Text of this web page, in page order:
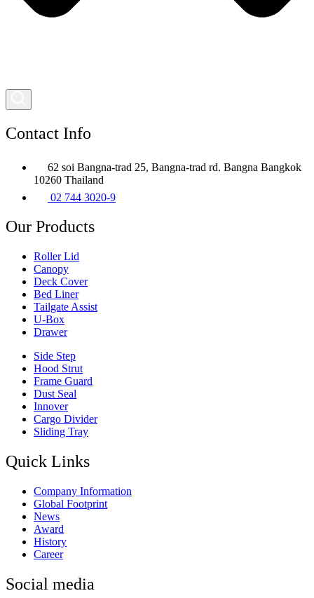
Contact Info
62 soi Bangna-trad 25, Bangna-trad rd. Bangna Bangkok
10260 Thailand
02 744 3020-9
Our Products
Roller Lid
Canopy
Deck Cover
Bed Liner
Tailgate Assist
U-Box
Drawer
Side Step
Hood Strut
Frame Guard
Dust Seal
Innover
Cargo Divider
Sliding Tray
Quick Links
Company Information
Global Footprint
News
Award
History
Career
Social media